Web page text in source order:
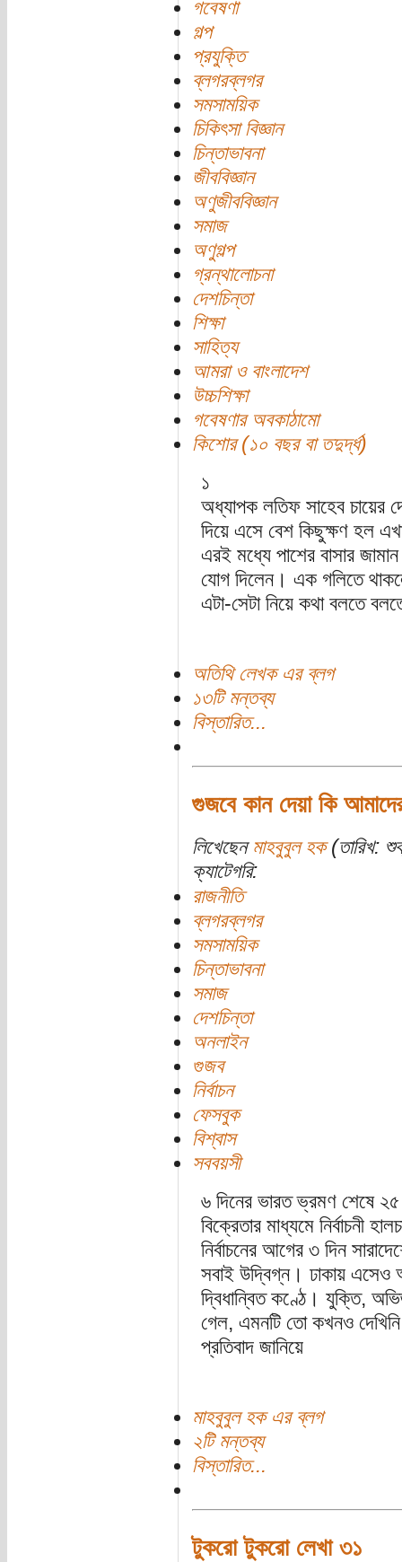
গবেষণা
গল্প
প্রযুক্তি
ব্লগরব্লগর
সমসাময়িক
চিকিৎসা বিজ্ঞান
চিন্তাভাবনা
জীববিজ্ঞান
অণুজীববিজ্ঞান
সমাজ
অণুগল্প
গ্রন্থালোচনা
দেশচিন্তা
শিক্ষা
সাহিত্য
আমরা ও বাংলাদেশ
উচ্চশিক্ষা
গবেষণার অবকাঠামো
কিশোর (১০ বছর বা তদুর্দ্ধ)
১
অধ্যাপক লতিফ সাহেব চায়ের
দিয়ে এসে বেশ কিছুক্ষণ হল
এরই মধ্যে পাশের বাসার
যোগ দিলেন। এক গলিতে
এটা-সেটা নিয়ে কথা বলতে
অতিথি লেখক এর ব্লগ
১৩টি মন্তব্য
বিস্তারিত...
গুজবে কান দেয়া কি
লিখেছেন মাহবুবুল হক(তারিখ:
ক্যাটেগরি:
রাজনীতি
ব্লগরব্লগর
সমসাময়িক
চিন্তাভাবনা
সমাজ
দেশচিন্তা
অনলাইন
গুজব
নির্বাচন
ফেসবুক
বিশ্বাস
সববয়সী
৬ দিনের ভারত ভ্রমণ শেষে ২৫
বিক্রেতার মাধ্যমে নির্বাচনী
নির্বাচনের আগের ৩ দিন
সবাই উদ্বিগ্ন। ঢাকায় এসেও
দ্বিধান্বিত কণ্ঠে। যুক্তি,
গেল, এমনটি তো কখনও
প্রতিবাদ জানিয়ে
মাহবুবুল হক এর ব্লগ
২টি মন্তব্য
বিস্তারিত...
টুকরো টুকরো লেখা ৩১